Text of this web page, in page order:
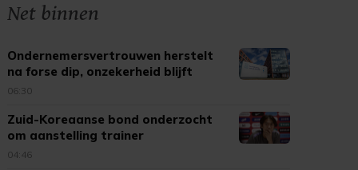
Net binnen
Ondernemersvertrouwen herstelt
na forse dip, onzekerheid blijft
06:30
Zuid-Koreaanse bond onderzocht
om aanstelling trainer
04:46